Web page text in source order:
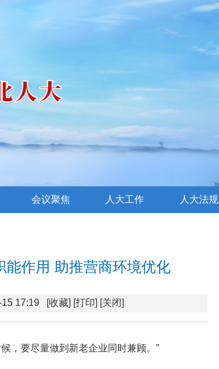
会议聚焦 人大工作 人大法规
作用 助推营商环境优化
17:19 [收藏] [打印] [关闭]
，要尽量做到新老企业同时兼顾。”